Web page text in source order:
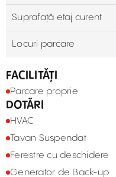
Suprafață etaj curent
Locuri parcare
FACILITĂȚI
Parcare proprie
DOTĂRI
HVAC
Tavan Suspendat
Ferestre cu deschidere
Generator de Back-up